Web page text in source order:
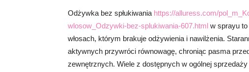
Odżywka bez spłukiwania https://alluress.com/
wlosow_Odzywki-bez-splukiwania-607.html w sprayu to
włosach, którym brakuje odżywienia i nawilżenia.
aktywnych przywróci równowagę, chroniąc pasma
zewnętrznych. Wiele z dostępnych w ogólnej